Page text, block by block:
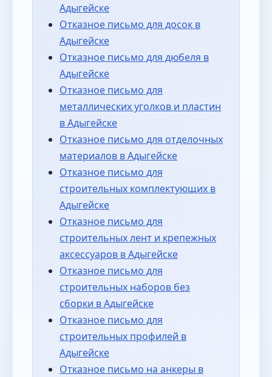
Адыгейске
Отказное письмо для досок в
Адыгейске
Отказное письмо для дюбеля в
Адыгейске
Отказное письмо для
металлических уголков и пластин
в Адыгейске
Отказное письмо для отделочных
материалов в Адыгейске
Отказное письмо для
строительных комплектующих в
Адыгейске
Отказное письмо для
строительных лент и крепежных
аксессуаров в Адыгейске
Отказное письмо для
строительных наборов без
сборки в Адыгейске
Отказное письмо для
строительных профилей в
Адыгейске
Отказное письмо на анкеры в